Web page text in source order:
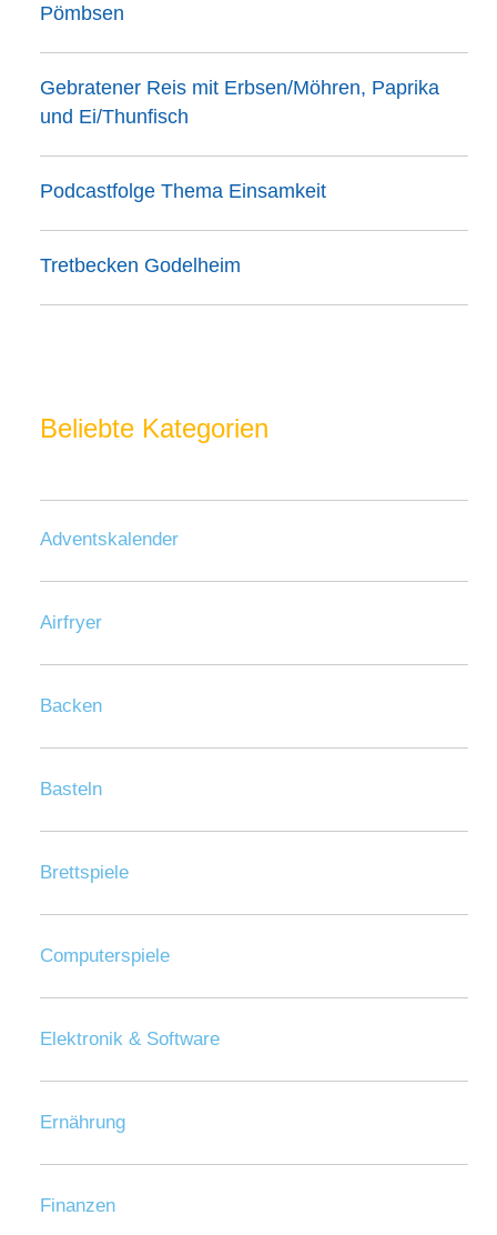
Pömbsen
Gebratener Reis mit Erbsen/Möhren, Paprika
und Ei/Thunfisch
Podcastfolge Thema Einsamkeit
Tretbecken Godelheim
Beliebte Kategorien
Adventskalender
Airfryer
Backen
Basteln
Brettspiele
Computerspiele
Elektronik & Software
Ernährung
Finanzen